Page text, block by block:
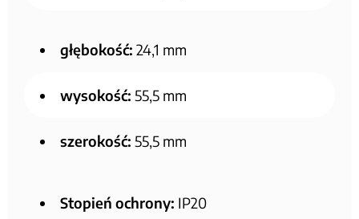
głębokość: 24,1 mm
wysokość: 55,5 mm
szerokość: 55,5 mm
Stopień ochrony: IP20